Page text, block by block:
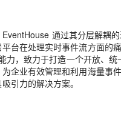
通过其分层解耦
台在处理实时事件流方面的
力，致力于打造一个开放、统
企业有效管理和利用海量事
引力的解决方案。